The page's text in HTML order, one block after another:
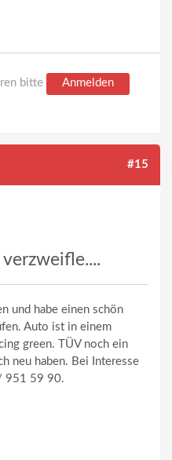
bitte
Anmelden
#15
und habe einen schön
Auto ist in einem
green. TÜV noch ein
neu haben. Bei Interesse
951 59 90.